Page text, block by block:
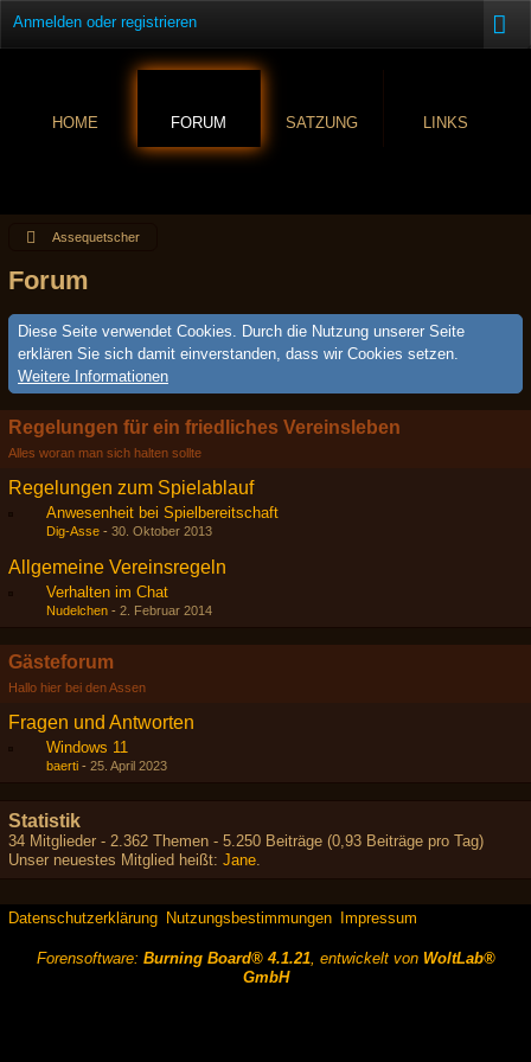
Anmelden oder registrieren
HOME FORUM SATZUNG LINKS
Assequetscher
Forum
Diese Seite verwendet Cookies. Durch die Nutzung unserer Seite
erklären Sie sich damit einverstanden, dass wir Cookies setzen.
Weitere Informationen
Regelungen für ein friedliches Vereinsleben
Alles woran man sich halten sollte
Regelungen zum Spielablauf
Anwesenheit bei Spielbereitschaft
Dig-Asse - 30. Oktober 2013
Allgemeine Vereinsregeln
Verhalten im Chat
Nudelchen - 2. Februar 2014
Gästeforum
Hallo hier bei den Assen
Fragen und Antworten
Windows 11
baerti - 25. April 2023
Statistik
34 Mitglieder - 2.362 Themen - 5.250 Beiträge (0,93 Beiträge pro Tag)
Unser neuestes Mitglied heißt: Jane.
Datenschutzerklärung Nutzungsbestimmungen Impressum
Forensoftware: Burning Board® 4.1.21, entwickelt von WoltLab®
GmbH